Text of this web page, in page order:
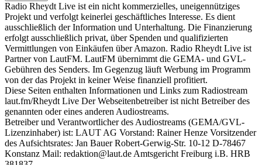
Radio Rheydt Live ist ein nicht kommerzielles, uneigennütziges
Projekt und verfolgt keinerlei geschäftliches Interesse. Es dient
ausschließlich der Information und Unterhaltung. Die Finanzierung
erfolgt ausschließlich privat, über Spenden und qualifizierten
Vermittlungen von Einkäufen über Amazon. Radio Rheydt Live ist
Partner von LautFM. LautFM übernimmt die GEMA- und GVL-
Gebühren des Senders. Im Gegenzug läuft Werbung im Programm
von der das Projekt in keiner Weise finanziell profitiert.
Diese Seiten enthalten Informationen und Links zum Radiostream
laut.fm/Rheydt Live Der Webseitenbetreiber ist nicht Betreiber des
genannten oder eines anderen Audiostreams.
Betreiber und Verantwortlicher des Audiostreams (GEMA/GVL-
Lizenzinhaber) ist: LAUT AG Vorstand: Rainer Henze Vorsitzender
des Aufsichtsrates: Jan Bauer Robert-Gerwig-Str. 10-12 D-78467
Konstanz Mail: redaktion@laut.de Amtsgericht Freiburg i.B. HRB